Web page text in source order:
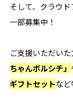
そして、クラウ
一部募集中！
ご支援いただいた
ちゃんボルシチ」
ギフトセットな